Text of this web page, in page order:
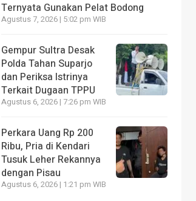
Ternyata Gunakan Pelat Bodong
Agustus 7, 2026 | 5:02 pm WIB
Gempur Sultra Desak
Polda Tahan Suparjo
dan Periksa Istrinya
Terkait Dugaan TPPU
Agustus 6, 2026 | 7:26 pm WIB
Perkara Uang Rp 200
Ribu, Pria di Kendari
Tusuk Leher Rekannya
dengan Pisau
Agustus 6, 2026 | 1:21 pm WIB